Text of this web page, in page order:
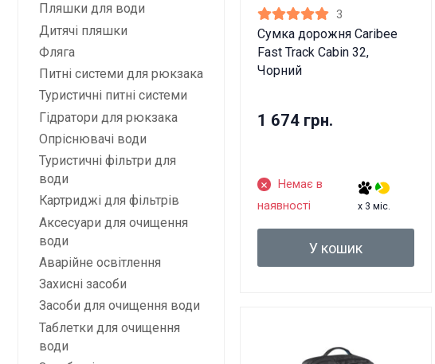
Пляшки для води
Дитячі пляшки
Фляга
Питні системи для рюкзака
Туристичні питні системи
Гідратори для рюкзака
Опріснювачі води
Туристичні фільтри для
води
Картриджі для фільтрів
Аксесуари для очищення
води
Аварійне освітлення
Захисні засоби
Засоби для очищення води
Таблетки для очищення
води
3
Сумка дорожня Caribee
Fast Track Cabin 32,
Чорний
1 674 грн.
Немає в
наявності
x 3 міс.
У кошик